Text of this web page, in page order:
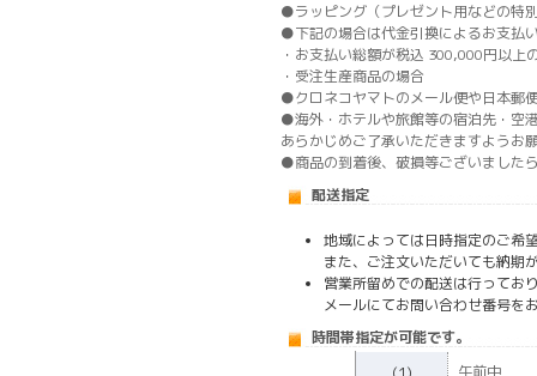
●ラッピング（プレゼント用などの特
●下記の場合は代金引換によるお支払
・お支払い総額が税込 300,000円以上
・受注生産商品の場合
●クロネコヤマトのメール便や日本郵
●海外・ホテルや旅館等の宿泊先・空
あらかじめご了承いただきますようお
●商品の到着後、破損等ございました
配送指定
地域によっては日時指定のご希
また、ご注文いただいても納期
営業所留めでの配送は行ってお
メールにてお問い合わせ番号を
時間帯指定が可能です。
(1)
午前中